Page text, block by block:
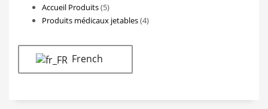
Accueil Produits 55
produits
Produits médicaux jetables 44
French